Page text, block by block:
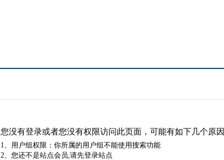
您没有登录或者您没有权限访问此页面，可能有如下几个原因
1、用户组权限：你所属的用户组不能使用搜索功能
2、您还不是站点会员,请先登录站点